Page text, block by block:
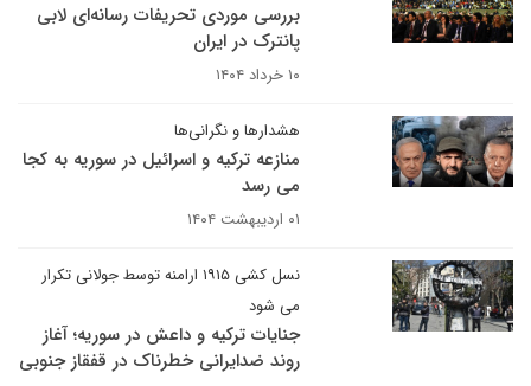
بررسی موردی تحریفات رسانه‌ای لابی
پانترک در ایران
۱۰ خرداد ۱۴۰۴
هشدارها و نگرانی‌ها
منازعه ترکیه و اسرائیل در سوریه به کجا
می رسد
۰۱ اردیبهشت ۱۴۰۴
نسل کشی ۱۹۱۵ ارامنه توسط جولانی تکرار
می شود
جنایات ترکیه و داعش در سوریه؛ آغاز
روند ضدایرانی خطرناک در قفقاز جنوبی